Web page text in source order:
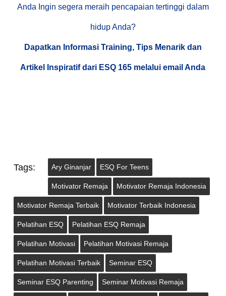
Anda Ingin segera meraih pencapaian tertinggi dalam
hidup Anda?
Dapatkan Informasi Training, Tips Menarik dan
Artikel Inspiratif dari ESQ 165 melalui email Anda
Tags: Ary Ginanjar ESQ For Teens
Motivator Remaja Motivator Remaja Indonesia
Motivator Remaja Terbaik Motivator Terbaik Indonesia
Pelatihan ESQ Pelatihan ESQ Remaja
Pelatihan Motivasi Pelatihan Motivasi Remaja
Pelatihan Motivasi Terbaik Seminar ESQ
Seminar ESQ Parenting Seminar Motivasi Remaja